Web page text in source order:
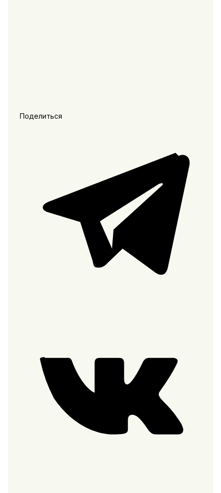
Поделиться